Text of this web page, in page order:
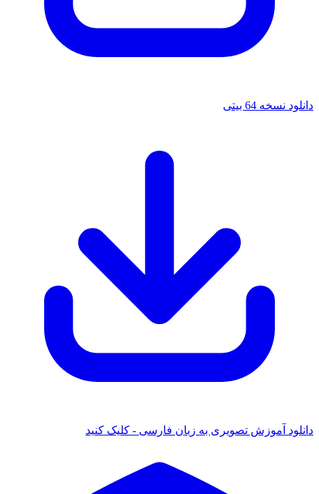
دانلود نسخه 64 بیتی
دانلود آموزش تصویری به زبان فارسی - کلیک کنید